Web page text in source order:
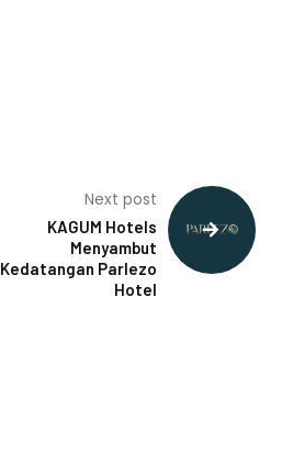
Next post
KAGUM Hotels
Menyambut
Kedatangan Parlezo
Hotel